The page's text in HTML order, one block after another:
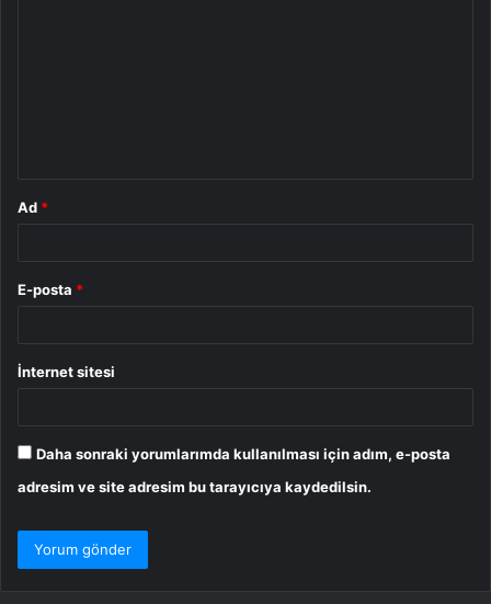
Ad *
E-posta *
İnternet sitesi
Daha sonraki yorumlarımda kullanılması için adım, e-posta
adresim ve site adresim bu tarayıcıya kaydedilsin.